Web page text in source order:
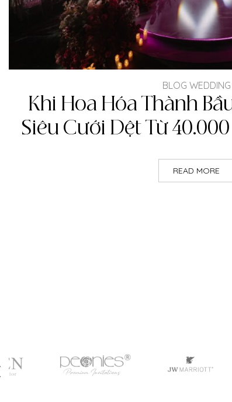
BLOG WEDDING
Khi Hoa Hóa Thành
Siêu Cưới Dệt Từ
READ MORE